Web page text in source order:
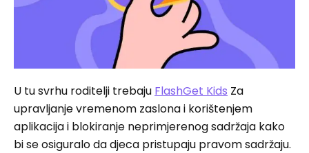
U tu svrhu roditelji trebaju FlashGet Kids Za
upravljanje vremenom zaslona i korištenjem
aplikacija i blokiranje neprimjerenog sadržaja kako
bi se osiguralo da djeca pristupaju pravom sadržaju.